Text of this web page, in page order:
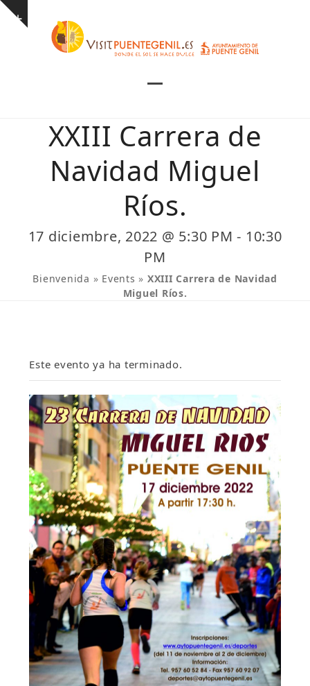
Skip
Show
menu
menu
XXIII Carrera de
Navidad Miguel
Ríos.
17 diciembre, 2022 @ 5:30 PM - 10:30
PM
Bienvenida » Events » XXIII Carrera de Navidad
Miguel Ríos.
Este evento ya ha terminado.